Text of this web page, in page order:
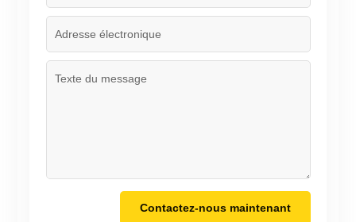
Contactez-nous maintenant